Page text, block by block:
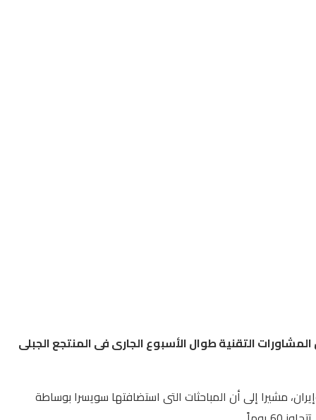
المشاوراتالتقنيةطوالالأسبوعالجارىفىالمنتجعالجبلى
مشيرا إلى أن المباحثات التى استضافتها سويسرا بوساطة